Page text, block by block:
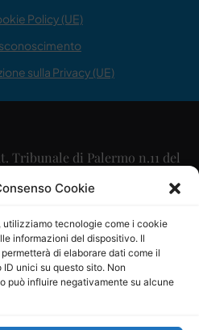
Cookie
utilizziamo tecnologie come i cookie
informazioni del dispositivo. Il
di elaborare dati come il
unici su questo sito. Non
può influire negativamente su alcune
Policy (UE)
sulla Privacy (UE)
Tribunale di Palermo n.11 del
09/2015
Maurizio Scaglione
Maria Calabrese